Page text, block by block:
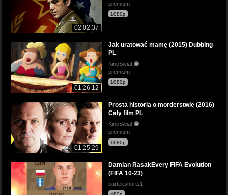
02:02:37
premium
1080p
01:26:12
Jak uratować mamę (2015) Dubbing
PL
KinoSwiat
premium
1080p
01:25:29
Prosta historia o morderstwie (2016)
Cały film PL
KinoSwiat
premium
1080p
Damian RasakEvery FIFA Evolution
(FIFA 10-23)
bartekshorts1